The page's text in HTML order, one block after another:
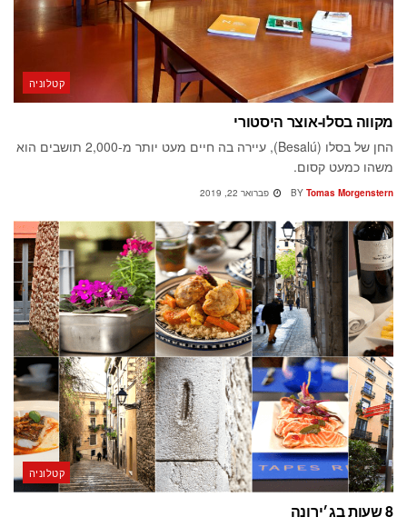
קטלוניה
מקווה בסלו-אוצר היסטורי
החן של בסלו (Besalú), עיירה בה חיים מעט יותר מ-2,000 תושבים הוא
משהו כמעט קסום.
BY Tomas Morgenstern פברואר 22, 2019
קטלוניה
8 שעות בג׳ירונה